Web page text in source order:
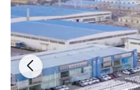
여부 A: AUYAN은 산업 및 상업용
이산화탄소 등의 액화 가스를 안
이러𝕜 가스는 매우 낮은 온도와 액
에는 몇 가지 서로 다른 절연 용접
6가지 사양의 절연 용접 실린더(
161L, 67kg *), 195L(순 용량 179L,